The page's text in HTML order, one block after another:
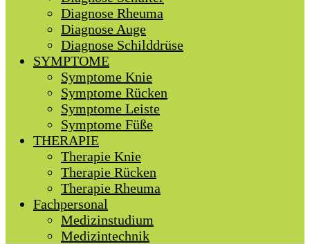
Diagnose Rheuma
Diagnose Auge
Diagnose Schilddrüse
SYMPTOME
Symptome Knie
Symptome Rücken
Symptome Leiste
Symptome Füße
THERAPIE
Therapie Knie
Therapie Rücken
Therapie Rheuma
Fachpersonal
Medizinstudium
Medizintechnik